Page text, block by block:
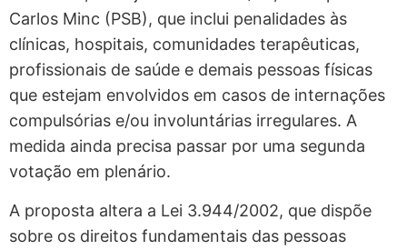
Carlos Minc (PSB), que inclui penalidades às
clínicas, hospitais, comunidades terapêuticas,
profissionais de saúde e demais pessoas físicas
que estejam envolvidos em casos de internações
compulsórias e/ou involuntárias irregulares. A
medida ainda precisa passar por uma segunda
votação em plenário.
A proposta altera a Lei 3.944/2002, que dispõe
sobre os direitos fundamentais das pessoas